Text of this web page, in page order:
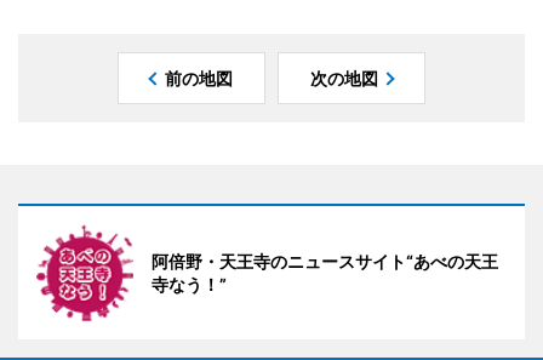
前の地図 次の地図
阿倍野・天王寺のニュースサイト“あべの天王
寺なう！”